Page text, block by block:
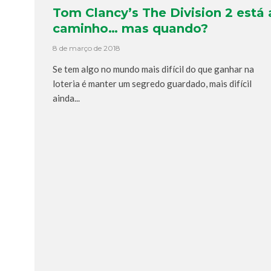
Tom Clancy’s The Division 2 está
caminho… mas quando?
8 de março de 2018
Se tem algo no mundo mais difícil do que ganhar na
loteria é manter um segredo guardado, mais difícil
ainda...